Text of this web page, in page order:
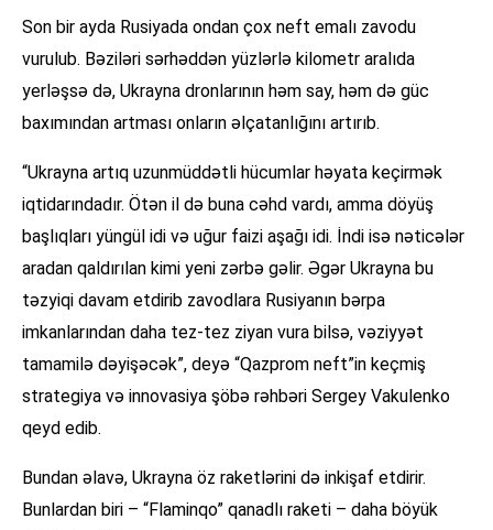
Son bir ayda Rusiyada ondan çox neft emalı zavodu
vurulub. Bəziləri sərhəddən yüzlərlə kilometr aralıda
yerləşsə də, Ukrayna dronlarının həm say, həm də güc
baxımından artması onların əlçatanlığını artırıb.
“Ukrayna artıq uzunmüddətli hücumlar həyata keçirmək
iqtidarındadır. Ötən il də buna cəhd vardı, amma döyüş
başlıqları yüngül idi və uğur faizi aşağı idi. İndi isə nəticələr
aradan qaldırılan kimi yeni zərbə gəlir. Əgər Ukrayna bu
təzyiqi davam etdirib zavodlara Rusiyanın bərpa
imkanlarından daha tez-tez ziyan vura bilsə, vəziyyət
tamamilə dəyişəcək”, deyə “Qazprom neft”in keçmiş
strategiya və innovasiya şöbə rəhbəri Sergey Vakulenko
qeyd edib.
Bundan əlavə, Ukrayna öz raketlərini də inkişaf etdirir.
Bunlardan biri – “Flaminqo” qanadlı raketi – daha böyük